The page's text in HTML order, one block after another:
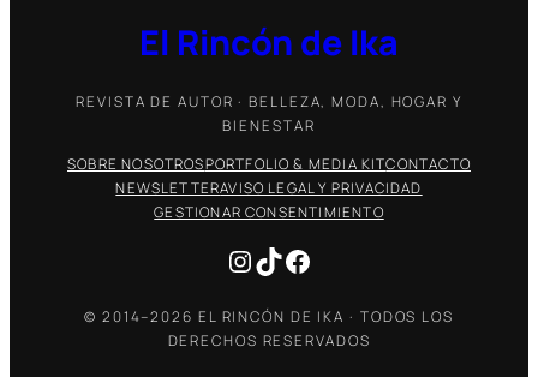
El Rincón de Ika
REVISTA DE AUTOR · BELLEZA, MODA, HOGAR Y
BIENESTAR
SOBRE NOSOTROSPORTFOLIO & MEDIA KITCONTACTO
NEWSLETTERAVISO LEGAL Y PRIVACIDAD
GESTIONAR CONSENTIMIENTO
Instagram
TikTokFacebook
© 2014–2026 EL RINCÓN DE IKA · TODOS LOS
DERECHOS RESERVADOS